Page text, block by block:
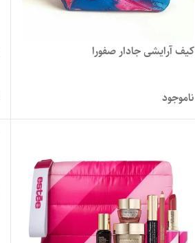
کیف آرایشی جادار صفورا
ناموجود